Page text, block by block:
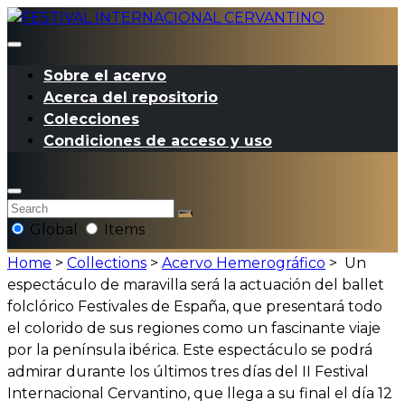
Sobre el acervo
Acerca del repositorio
Colecciones
Condiciones de acceso y uso
Global
Items
Home > Collections > Acervo Hemerográfico > Un
espectáculo de maravilla será la actuación del ballet
folclórico Festivales de España, que presentará todo
el colorido de sus regiones como un fascinante viaje
por la península ibérica. Este espectáculo se podrá
admirar durante los últimos tres días del II Festival
Internacional Cervantino, que llega a su final el día 12